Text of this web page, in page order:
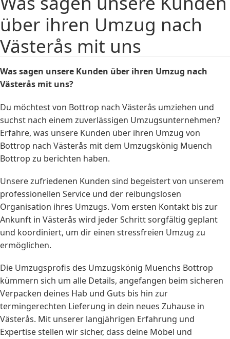
über ihren Umzug nach
Västerås mit uns
Was sagen unsere Kunden über ihren Umzug nach
Västerås mit uns?
Du möchtest von Bottrop nach Västerås umziehen und
suchst nach einem zuverlässigen Umzugsunternehmen?
Erfahre, was unsere Kunden über ihren Umzug von
Bottrop nach Västerås mit dem Umzugskönig Muench
Bottrop zu berichten haben.
Unsere zufriedenen Kunden sind begeistert von unserem
professionellen Service und der reibungslosen
Organisation ihres Umzugs. Vom ersten Kontakt bis zur
Ankunft in Västerås wird jeder Schritt sorgfältig geplant
und koordiniert, um dir einen stressfreien Umzug zu
ermöglichen.
Die Umzugsprofis des Umzugskönig Muenchs Bottrop
kümmern sich um alle Details, angefangen beim sicheren
Verpacken deines Hab und Guts bis hin zur
termingerechten Lieferung in dein neues Zuhause in
Västerås. Mit unserer langjährigen Erfahrung und
Expertise stellen wir sicher, dass deine Möbel und